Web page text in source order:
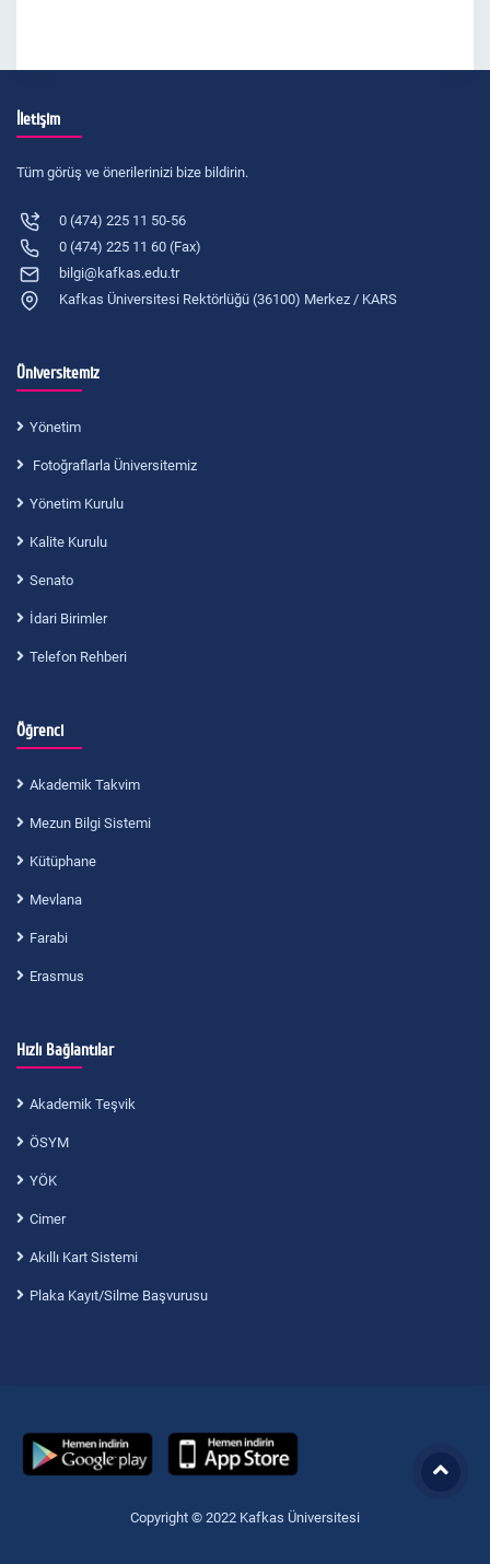
İletişim
Tüm görüş ve önerilerinizi bize bildirin.
0 (474) 225 11 50-56
0 (474) 225 11 60 (Fax)
bilgi@kafkas.edu.tr
Kafkas Üniversitesi Rektörlüğü (36100) Merkez / KARS
Üniversitemiz
Yönetim
Fotoğraflarla Üniversitemiz
Yönetim Kurulu
Kalite Kurulu
Senato
İdari Birimler
Telefon Rehberi
Öğrenci
Akademik Takvim
Mezun Bilgi Sistemi
Kütüphane
Mevlana
Farabi
Erasmus
Hızlı Bağlantılar
Akademik Teşvik
ÖSYM
YÖK
Cimer
Akıllı Kart Sistemi
Plaka Kayıt/Silme Başvurusu
Copyright © 2022 Kafkas Üniversitesi